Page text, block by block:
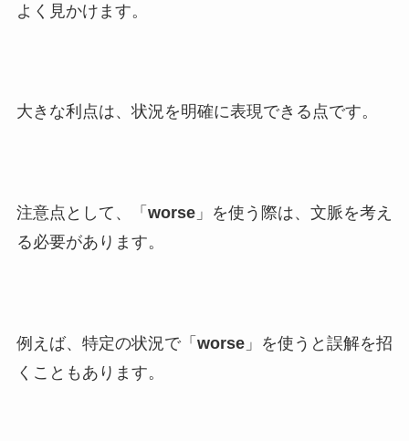
よく見かけます。
大きな利点は、状況を明確に表現できる点です。
注意点として、「 worse」を使う際は、文脈を考え
る必要があります。
例えば、特定の状況で「 worse」を使うと誤解を招
くこともあります。